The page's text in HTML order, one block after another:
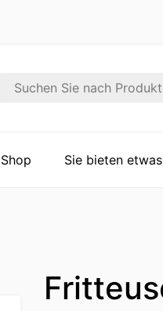
Shop Sie bieten